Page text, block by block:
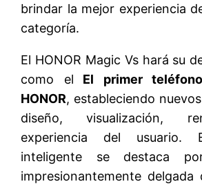
brindar la mejor experiencia
categoría.
El HONOR Magic Vs hará su
como el El primer
HONOR, estableciendo
diseño, visualización,
experiencia del usuario.
inteligente se destaca
impresionantemente